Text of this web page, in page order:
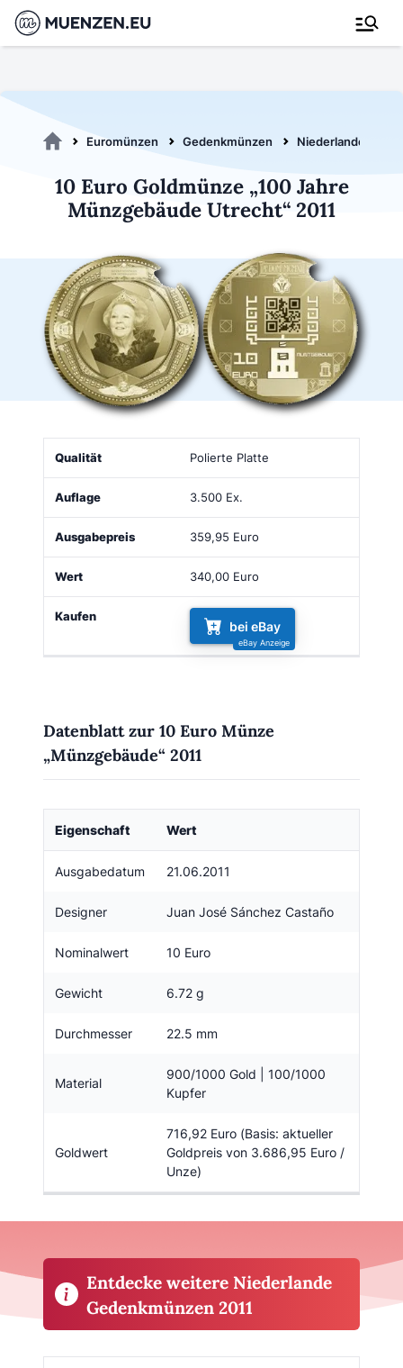
Euromünzen Gedenkmünzen Niederlande 2011
10 Euro Goldmünze „100 Jahre
Münzgebäude Utrecht“ 2011
Qualität Ausgabepreis
Polierte Platte
3.500 Ex.
359,95 Euro
340,00 Euro
bei eBay
Datenblatt zur 10 Euro Münze
„Münzgebäude“ 2011
Eigenschaft Wert
Ausgabedatum 21.06.2011
Designer Juan José Sánchez Castaño
Nominalwert 10 Euro
Gewicht 6.72 g
Durchmesser 22.5 mm
Material
900/1000 Gold | 100/1000
Kupfer
Goldwert
716,92 Euro (Basis: aktueller
Goldpreis von 3.686,95 Euro /
Unze)
Entdecke weitere Niederlande
Gedenkmünzen 2011